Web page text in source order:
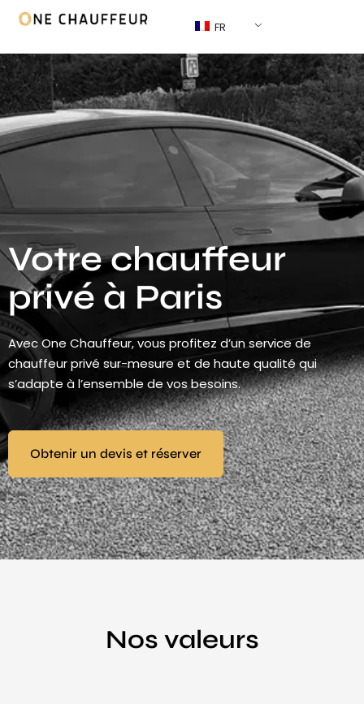
FR
Votre chauffeur
privé à Paris
Avec One Chauffeur, vous profitez d’un service de
chauffeur privé sur-mesure et de haute qualité qui
s’adapte à l’ensemble de vos besoins.
Obtenir un devis et réserver
Nos valeurs